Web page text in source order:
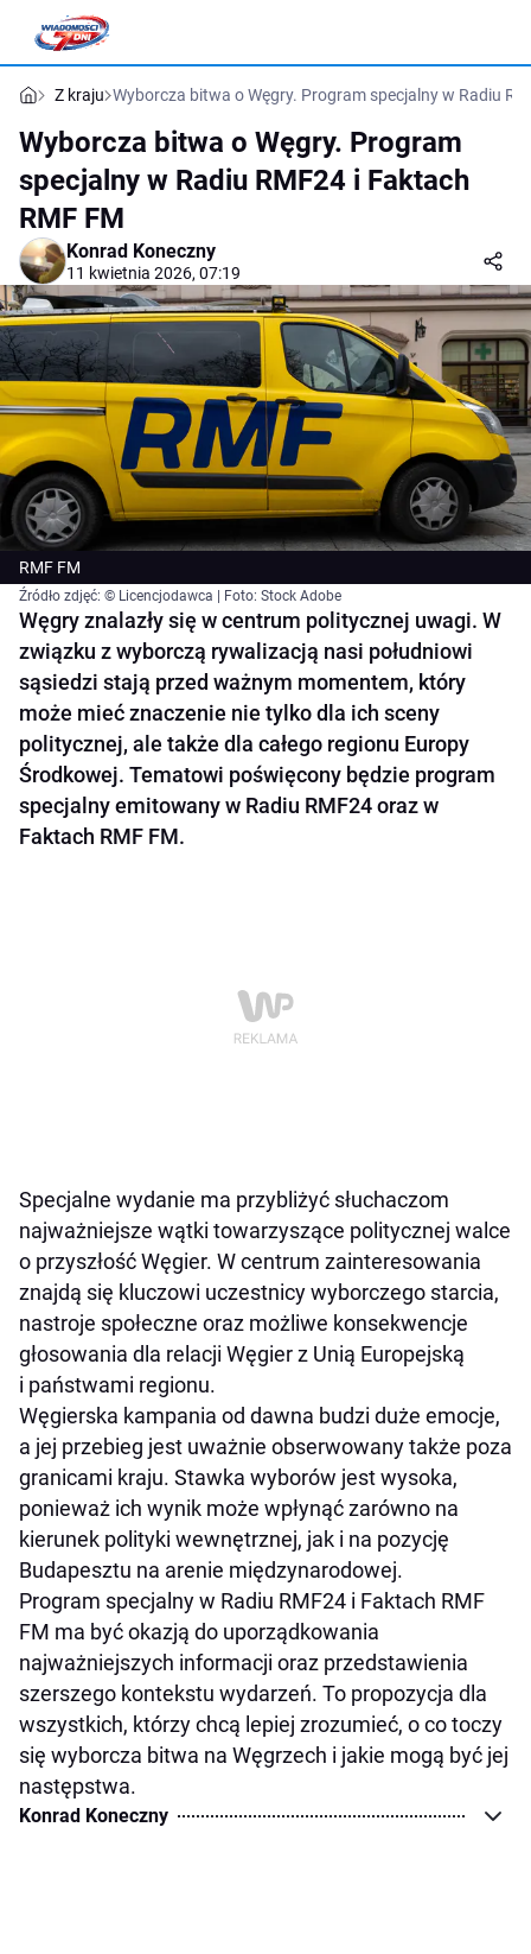
Z kraju Wyborcza bitwa o Węgry. Program specjalny w Radiu
Wyborcza bitwa o Węgry. Program
specjalny w Radiu RMF24 i Faktach
RMF FM
Konrad Koneczny
11 kwietnia 2026, 07:19
RMF FM
Źródło zdjęć: © Licencjodawca | Foto: Stock Adobe
Węgry znalazły się w centrum politycznej uwagi. W
związku z wyborczą rywalizacją nasi południowi
sąsiedzi stają przed ważnym momentem, który
może mieć znaczenie nie tylko dla ich sceny
politycznej, ale także dla całego regionu Europy
Środkowej. Tematowi poświęcony będzie program
specjalny emitowany w Radiu RMF24 oraz w
Faktach RMF FM.
Specjalne wydanie ma przybliżyć słuchaczom
najważniejsze wątki towarzyszące politycznej walce
o przyszłość Węgier. W centrum zainteresowania
znajdą się kluczowi uczestnicy wyborczego starcia,
nastroje społeczne oraz możliwe konsekwencje
głosowania dla relacji Węgier z Unią Europejską
i państwami regionu.
Węgierska kampania od dawna budzi duże emocje,
a jej przebieg jest uważnie obserwowany także poza
granicami kraju. Stawka wyborów jest wysoka,
ponieważ ich wynik może wpłynąć zarówno na
kierunek polityki wewnętrznej, jak i na pozycję
Budapesztu na arenie międzynarodowej.
Program specjalny w Radiu RMF24 i Faktach RMF
FM ma być okazją do uporządkowania
najważniejszych informacji oraz przedstawienia
szerszego kontekstu wydarzeń. To propozycja dla
wszystkich, którzy chcą lepiej zrozumieć, o co toczy
się wyborcza bitwa na Węgrzech i jakie mogą być jej
następstwa.
Konrad Koneczny